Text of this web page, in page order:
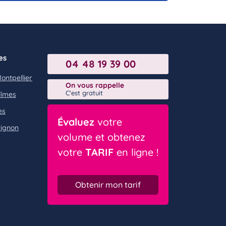
04 48 19 39 00
On vous rappelle
C'est gratuit
Évaluez votre
volume et obtenez
votre TARIF en ligne !
Obtenir mon tarif